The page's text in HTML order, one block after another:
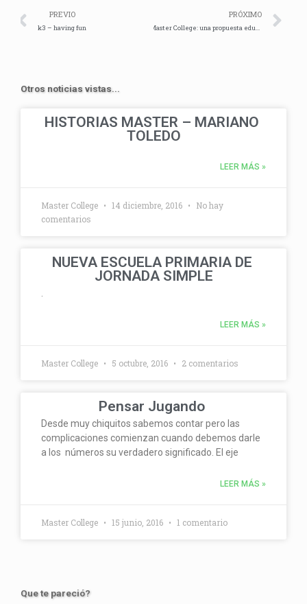
Prev
PREVIO
k3 – having fun
PRÓXIMO
Master College: una propuesta educativa para los tiempos de hoy
Otros noticias vistas...
HISTORIAS MASTER – MARIANO
TOLEDO
LEER MÁS »
Master College 14 diciembre, 2016
No hay
comentarios
NUEVA ESCUELA PRIMARIA DE
JORNADA SIMPLE
LEER MÁS »
Master College 5 octubre, 2016 2 comentarios
Pensar Jugando
Desde muy chiquitos sabemos contar pero las
complicaciones comienzan cuando debemos darle
a los números su verdadero significado. El eje
LEER MÁS »
Master College 15 junio, 2016 1 comentario
Que te pareció?